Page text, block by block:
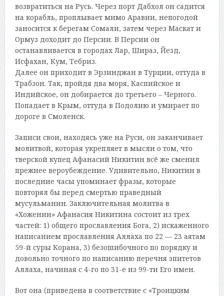
возвратиться на Русь. Через порт Дабхол он садится
на корабль, проплывает мимо Аравии, непогодой
заносится к берегам Сомали, затем через Маскат и
Ормуз доходит до Персии. В Персии он
останавливается в городах Лар, Шираз, Йезд,
Исфахан, Кум, Тебриз.
Далее он приходит в Эрзинджан в Турции, оттуда в
Трабзон. Так, пройдя два моря, Каспийское и
Индийское, он добирается до третьего – Черного.
Попадает в Крым, оттуда в Подолию и умирает по
дороге в Смоленск.
Записи свои, находясь уже на Руси, он заканчивает
молитвой, которая укрепляет в мысли о том, что
тверской купец Афанасий Никитин всё же сменил
прежнее вероубеждение. Удивительно, Никитин в
последние часы упоминает фразы, которые
повторял бы перед смертью праведный
мусульманин. Заключительная молитва в
«Хожении» Афанасия Никитина состоит из трех
частей: 1) общего прославления Бога, 2) искаженного
написанием прославления Аллаха по 22 — 23 аятам
59-й суры Корана, 3) безошибочного по порядку и
довольно точного по написанию перечня эпитетов
Аллаха, начиная с 4-го по 31-е из 99-ти Его имен.
Вот она (приведена в соответствие с «Троицким